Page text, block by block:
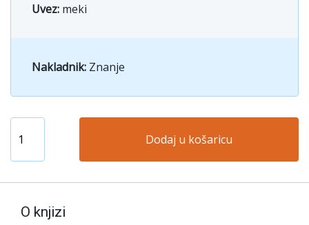
Uvez: meki
Nakladnik: Znanje
Dodaj u košaricu
O knjizi